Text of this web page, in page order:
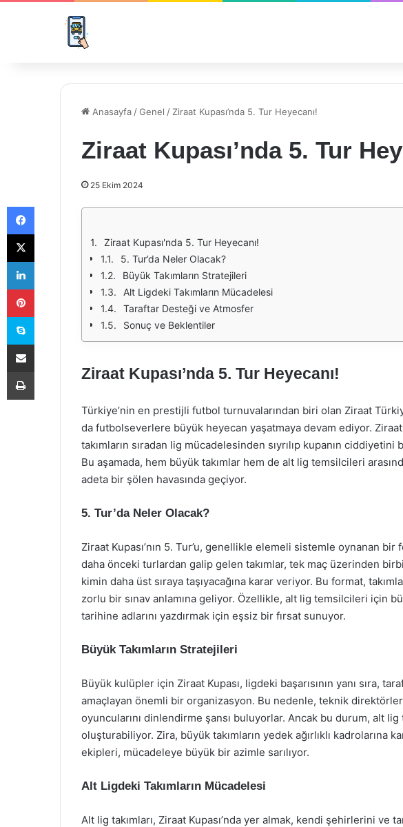
Anasayfa /Genel / Ziraat Kupası’nda 5. Tur Heyecanı!
Ziraat Kupası’nda 5. Tur
25 Ekim 2024
Ziraat Kupası'nda 5. Tur Heyecanı!
5. Tur’da Neler Olacak?
Büyük Takımların Stratejileri
Alt Ligdeki Takımların Mücadelesi
Taraftar Desteği ve Atmosfer
Sonuç ve Beklentiler
Ziraat Kupası’nda 5. Tur Heyecanı!
Türkiye’nin en prestijli futbol turnuvalarından biri olan Ziraat
da futbolseverlere büyük heyecan yaşatmaya devam ediyor. Ziraat
takımların sıradan lig mücadelesinden sıyrılıp kupanın
Bu aşamada, hem büyük takımlar hem de alt lig temsilcileri
adeta bir şölen havasında geçiyor.
5. Tur’da Neler Olacak?
Ziraat Kupası’nın 5. Tur’u, genellikle elemeli sistemle oynanan
daha önceki turlardan galip gelen takımlar, tek maç üzerinden
kimin daha üst sıraya taşıyacağına karar veriyor. Bu format,
zorlu bir sınav anlamına geliyor. Özellikle, alt lig temsilcileri için
tarihine adlarını yazdırmak için eşsiz bir fırsat sunuyor.
Büyük Takımların Stratejileri
Büyük kulüpler için Ziraat Kupası, ligdeki başarısının yanı sıra,
amaçlayan önemli bir organizasyon. Bu nedenle, teknik
oyuncularını dinlendirme şansı buluyorlar. Ancak bu durum, alt lig
oluşturabiliyor. Zira, büyük takımların yedek ağırlıklı kadrolarına
ekipleri, mücadeleye büyük bir azimle sarılıyor.
Alt Ligdeki Takımların Mücadelesi
Alt lig takımları, Ziraat Kupası’nda yer almak, kendi şehirlerini ve
Facebook
X
LinkedIn
Pinterest
Skype
E-Posta ile paylaş